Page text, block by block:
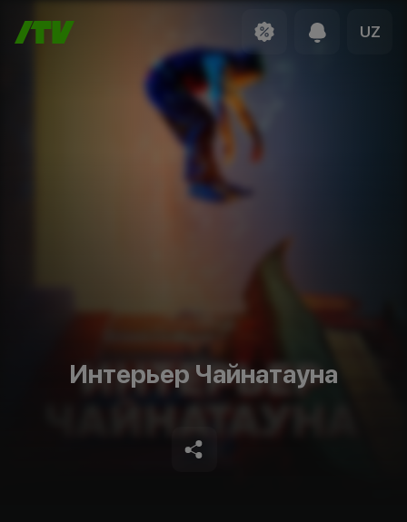
UZ
Интерьер Чайнатауна